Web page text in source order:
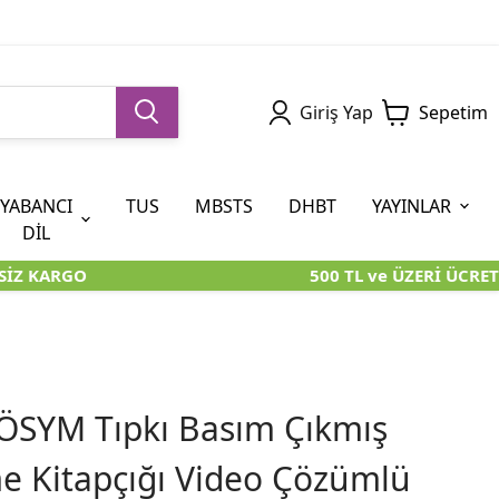
Giriş Yap Sepetim
KİTAPLARI
AYT
KİTAPLARI
ÖABT
5. SINIF (İOKBS)
YABANCI
DİL
TUS MBSTS DHBT YAYINLAR
KARGO 500 TL ve ÜZERİ
Tıpkı Basım Çıkmış
Kitapçığı Video Çözümlü